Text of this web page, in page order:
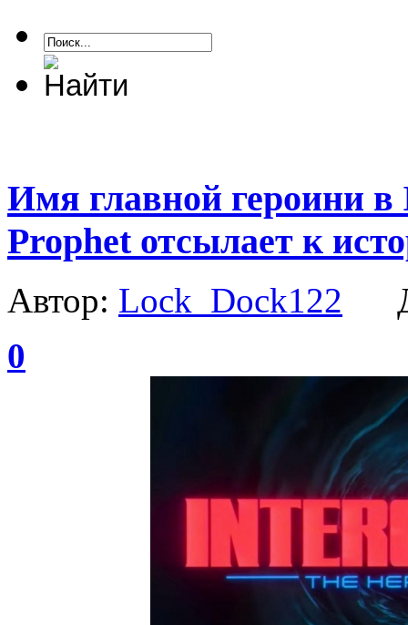
Имя главной героини
Prophet отсылает к
Автор: Lock_Dock122
0